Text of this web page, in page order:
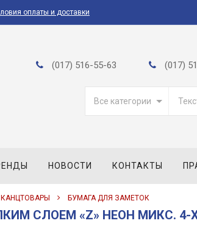
оплаты и доставки
(017) 516-55-63 (017)
Все категории
НОВОСТИ КОНТАКТЫ
КАНЦТОВАРЫ БУМАГА ДЛЯ ЗАМЕТОК
СЛОЕМ «Z» НЕОН МИКС. 4-